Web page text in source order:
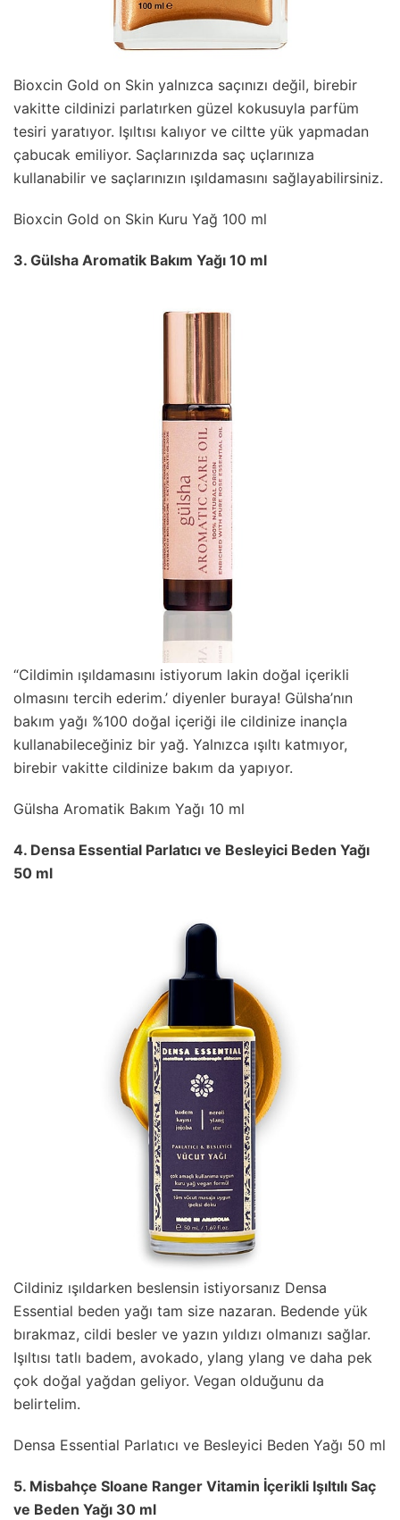
Bioxcin Gold on Skin yalnızca saçınızı değil, birebir
vakitte cildinizi parlatırken güzel kokusuyla parfüm
tesiri yaratıyor. Işıltısı kalıyor ve ciltte yük yapmadan
çabucak emiliyor. Saçlarınızda saç uçlarınıza
kullanabilir ve saçlarınızın ışıldamasını sağlayabilirsiniz.
Bioxcin Gold on Skin Kuru Yağ 100 ml
3. Gülsha Aromatik Bakım Yağı 10 ml
“Cildimin ışıldamasını istiyorum lakin doğal içerikli
olmasını tercih ederim.’ diyenler buraya! Gülsha’nın
bakım yağı %100 doğal içeriği ile cildinize inançla
kullanabileceğiniz bir yağ. Yalnızca ışıltı katmıyor,
birebir vakitte cildinize bakım da yapıyor.
Gülsha Aromatik Bakım Yağı 10 ml
4. Densa Essential Parlatıcı ve Besleyici Beden Yağı
50 ml
Cildiniz ışıldarken beslensin istiyorsanız Densa
Essential beden yağı tam size nazaran. Bedende yük
bırakmaz, cildi besler ve yazın yıldızı olmanızı sağlar.
Işıltısı tatlı badem, avokado, ylang ylang ve daha pek
çok doğal yağdan geliyor. Vegan olduğunu da
belirtelim.
Densa Essential Parlatıcı ve Besleyici Beden Yağı 50 ml
5. Misbahçe Sloane Ranger Vitamin İçerikli Işıltılı Saç
ve Beden Yağı 30 ml